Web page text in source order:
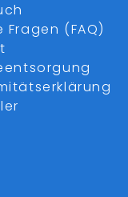
Fragen (FAQ)